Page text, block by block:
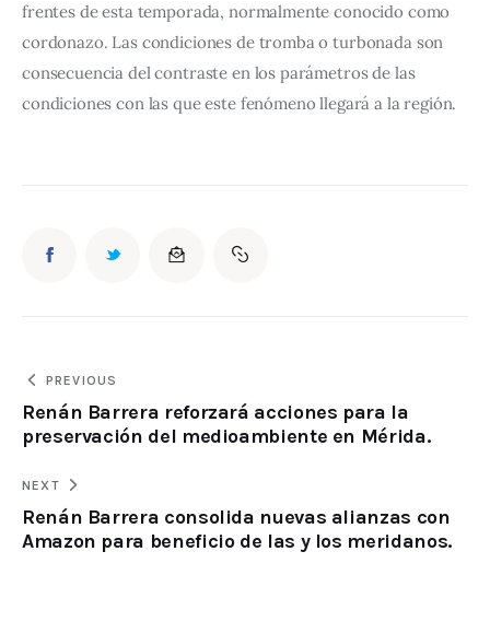
frentes de esta temporada, normalmente conocido como
cordonazo. Las condiciones de tromba o turbonada son
consecuencia del contraste en los parámetros de las
condiciones con las que este fenómeno llegará a la región.
PREVIOUS
Renán Barrera reforzará acciones para la
preservación del medioambiente en Mérida.
NEXT
Renán Barrera consolida nuevas alianzas con
Amazon para beneficio de las y los meridanos.